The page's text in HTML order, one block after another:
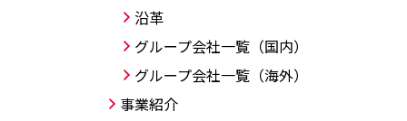
沿革
グループ会社一覧（国内）
グループ会社一覧（海外）
事業紹介